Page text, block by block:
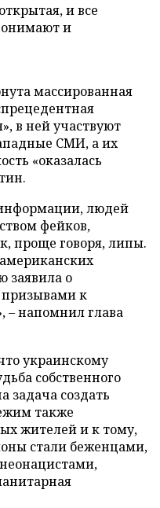
и все
и
массированная
в ней участвуют
СМИ, а их
«оказалась
людей
фейков,
проще говоря, липы.
заявила о
к
– напомнил глава
украинскому
собственного
задача создать
также
жителей и к тому,
стали беженцами,